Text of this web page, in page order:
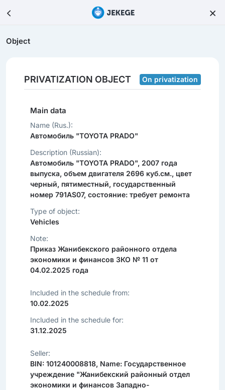
Object
PRIVATIZATION OBJECT On privatization
Main data
Name (Rus.):
Автомобиль "TOYOTA PRADO"
Description (Russian):
Автомобиль "TOYOTA PRADO", 2007 года
выпуска, объем двигателя 2696 куб.см., цвет
черный, пятиместный, государственный
номер 791AS07, состояние: требует ремонта
Type of object:
Vehicles
Note:
Приказ Жанибекского районного отдела
экономики и финансов ЗКО № 11 от
04.02.2025 года
Included in the schedule from:
10.02.2025
Included in the schedule for:
31.12.2025
Seller:
BIN: 101240008818, Name: Государственное
учреждение "Жанибекский районный отдел
экономики и финансов Западно-